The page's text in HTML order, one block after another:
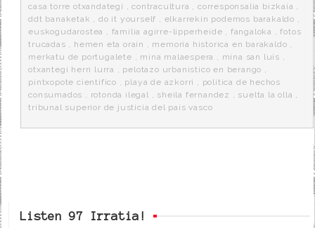
casa torre otxandategi ,contracultura ,corresponsalia bizkaia ,
ddt banaketak ,do it yourself , elkarrekin podemos barakaldo ,
euskogudarostea , familia agirre-lipperheide , fangaloka ,fotos
trucadas , hemen eta orain , memoria historica en barakaldo ,
merkatu de portugalete , mina malaespera , mina san luis ,
otxantegi herri lurra , pelotazo urbanistico en berango ,
pintxopote cientifico , playa de azkorri , politica de hechos
consumados , rotonda ilegal , sheila fernandez , suelta la olla ,
tribunal superior de justicia del pais vasco
Listen 97 Irratia!